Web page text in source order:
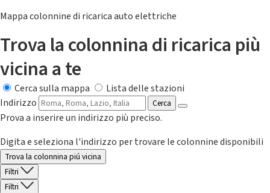
Mappa colonnine di ricarica auto elettriche
Trova la colonnina di ricarica più
vicina a te
Cerca sulla mappa
Lista delle stazioni
Indirizzo
Cerca
Prova a inserire un indirizzo più preciso.
Digita e seleziona l'indirizzo per trovare le colonnine disponibili
Trova la colonnina piú vicina
Filtri
Filtri